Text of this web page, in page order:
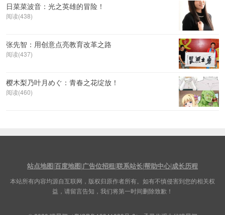
日菜菜波音：光之英雄的冒险！
阅读(438)
张先智：用创意点亮教育改革之路
阅读(437)
樱木梨乃叶月めぐ：青春之花绽放！
阅读(460)
站点地图|百度地图|广告位招租|联系站长|帮助中心|成长历程
本站所有内容均源自互联网，版权归原作者所有。如有不慎侵害到您的相关权
益，请留言告知，我们将第一时间删除致歉！